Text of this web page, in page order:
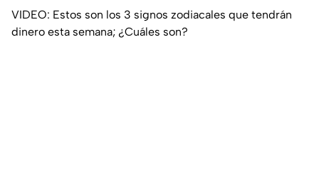
VIDEO: Estos son los 3 signos zodiacales que tendrán
dinero esta semana; ¿Cuáles son?